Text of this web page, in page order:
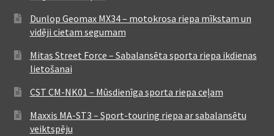
Dunlop Geomax MX34 – motokrosa riepa mīkstam un
vidēji cietam segumam
Mitas Street Force – Sabalansēta sporta riepa ikdienas
lietošanai
CST CM-NK01 – Mūsdienīga sporta riepa ceļam
Maxxis MA-ST3 – Sport-touring riepa ar sabalansētu
veiktspēju